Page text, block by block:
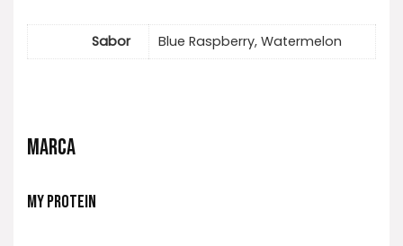
Sabor Blue Raspberry, Watermelon
MARCA
MY PROTEIN